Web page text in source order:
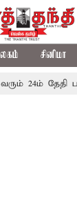
சினிமா
பட்ஜெட்